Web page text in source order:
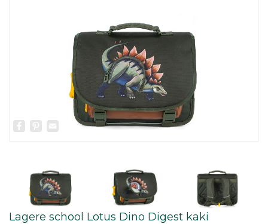
Facebook
Pinterest
Email
Lagere school Lotus Dino Digest kaki